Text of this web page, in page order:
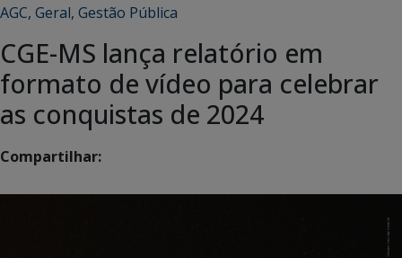
AGC, Geral, Gestão Pública
CGE-MS lança relatório em
formato de vídeo para celebrar
as conquistas de 2024
Compartilhar: